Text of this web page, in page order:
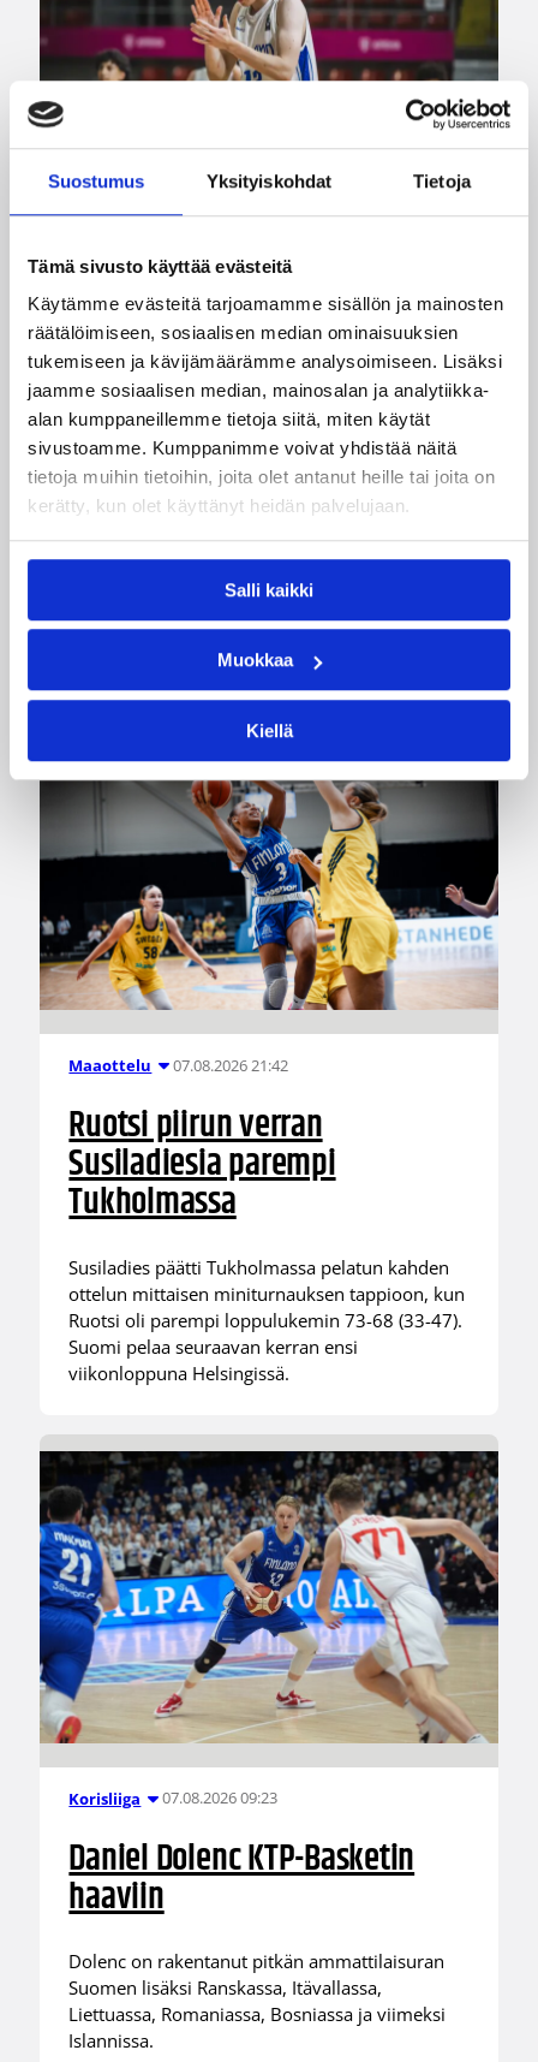
Suostumus Yksityiskohdat Tietoja
Tämä sivusto käyttää evästeitä
Käytämme evästeitä tarjoamamme sisällön ja mainosten
räätälöimiseen, sosiaalisen median ominaisuuksien
tukemiseen ja kävijämäärämme analysoimiseen. Lisäksi
jaamme sosiaalisen median, mainosalan ja analytiikka-
alan kumppaneillemme tietoja siitä, miten käytät
sivustoamme. Kumppanimme voivat yhdistää näitä
tietoja muihin tietoihin, joita olet antanut heille tai joita on
kerätty, kun olet käyttänyt heidän palvelujaan.
Salli kaikki
Muokkaa
Kiellä
EM-kilpailut 08.08.2026 00:37
Suomen 16-vuotiaat pojat
voittivat Luxemburgin – EM-
kisojen voittotili aukesi
vakuuttavalla pelillä
Suomen 16-vuotiaat pojat ottivat vakuuttavan
85–45-voiton Luxemburgista B-divisioonan EM-
Suomi kohtaa huomenna Ruotsin klo 19.30
Suomen aikaa.
Maaottelu 07.08.2026 21:42
Ruotsi piirun verran
Susiladiesia parempi
Tukholmassa
Susiladies päätti Tukholmassa pelatun kahden
ottelun mittaisen miniturnauksen tappioon, kun
Ruotsi oli parempi loppulukemin 73-68 (33-47).
Suomi pelaa seuraavan kerran ensi
viikonloppuna Helsingissä.
Korisliiga 07.08.2026 09:23
Daniel Dolenc KTP-Basketin
haaviin
Dolenc on rakentanut pitkän ammattilaisuran
Suomen lisäksi Ranskassa, Itävallassa,
Liettuassa, Romaniassa, Bosniassa ja viimeksi
Islannissa.